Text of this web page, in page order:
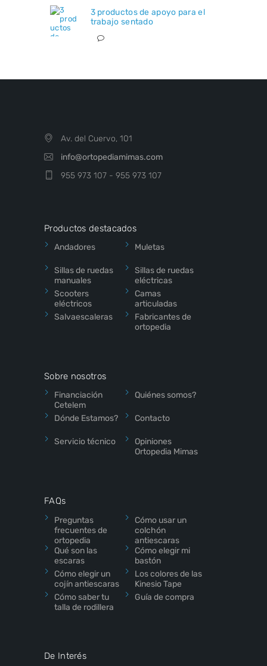
3 productos de apoyo para el
trabajo sentado
Av. del Cuervo, 101
info@ortopediamimas.com
955 973 107 - 955 973 107
Productos destacados
Andadores Muletas
Sillas de ruedas
manuales
Sillas de ruedas
eléctricas
Scooters
eléctricos
Camas
articuladas
Salvaescaleras
Fabricantes de
ortopedia
Sobre nosotros
Financiación
Cetelem
Quiénes somos?
Dónde Estamos? Contacto
Servicio técnico
Opiniones
Ortopedia Mimas
FAQs
Preguntas
frecuentes de
ortopedia
Cómo usar un
colchón
antiescaras
Qué son las
escaras
Cómo elegir mi
bastón
Cómo elegir un
cojín antiescaras
Los colores de las
Kinesio Tape
Cómo saber tu
talla de rodillera
Guía de compra
De Interés